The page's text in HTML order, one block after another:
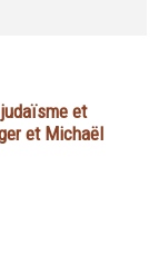
et
et Michaël